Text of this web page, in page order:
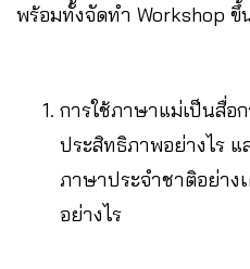
พร้อมทั้งจัดทำ Workshop ขึ้
การใช้ภาษาแม่เป็นสื่อ
ประสิทธิภาพอย่างไร แ
ภาษาประจำชาติอย่าง
อย่างไร